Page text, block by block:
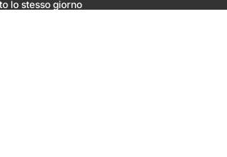
lo stesso giorno